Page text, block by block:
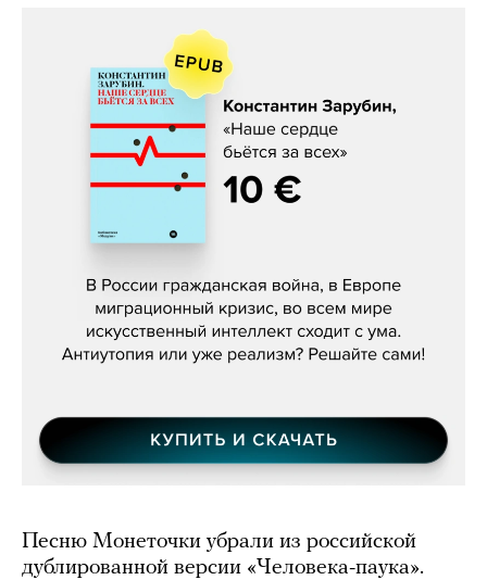
Константин Зарубин, «Наше сердце
Песню Монеточки убрали из российской
дублированной версии «Человека-паука».